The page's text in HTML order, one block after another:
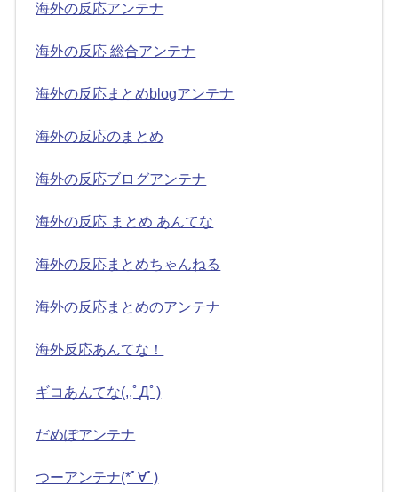
海外の反応アンテナ
海外の反応 総合アンテナ
海外の反応まとめblogアンテナ
海外の反応のまとめ
海外の反応ブログアンテナ
海外の反応 まとめ あんてな
海外の反応まとめちゃんねる
海外の反応まとめのアンテナ
海外反応あんてな！
ギコあんてな(,,ﾟДﾟ)
だめぽアンテナ
つーアンテナ(*ﾟ∀ﾟ)